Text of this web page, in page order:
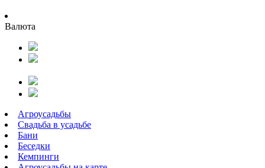
Валюта
Агроусадьбы
Свадьба в усадьбе
Бани
Беседки
Кемпинги